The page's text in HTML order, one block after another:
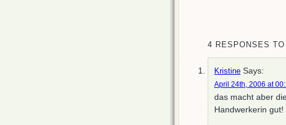
4 RESPONSES TO
Kristine Says:
April 24th, 2006 at
das macht aber
Handwerkerin gut!